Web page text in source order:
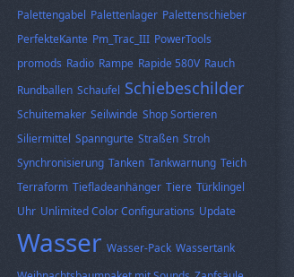
Palettengabel Palettenlager Palettenschieber
PerfekteKante Pm_Trac_III PowerTools
promods Radio Rampe Rapide 580V Rauch
Rundballen Schaufel Schiebeschilder
Schuitemaker Seilwinde Shop Sortieren
Siliermittel Spanngurte Straßen Stroh
Synchronisierung Tanken Tankwarnung Teich
Terraform Tiefladeanhänger Tiere Türklingel
Uhr Unlimited Color Configurations Update
Wasser Wasser-Pack Wassertank